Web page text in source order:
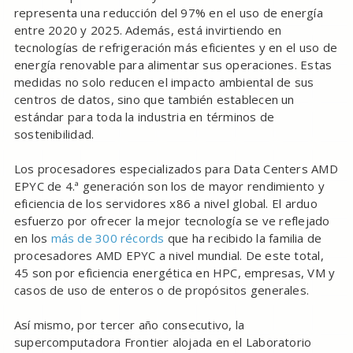
representa una reducción del 97% en el uso de energía
entre 2020 y 2025. Además, está invirtiendo en
tecnologías de refrigeración más eficientes y en el uso de
energía renovable para alimentar sus operaciones. Estas
medidas no solo reducen el impacto ambiental de sus
centros de datos, sino que también establecen un
estándar para toda la industria en términos de
sostenibilidad.
Los procesadores especializados para Data Centers AMD
EPYC de 4.ª generación son los de mayor rendimiento y
eficiencia de los servidores x86 a nivel global. El arduo
esfuerzo por ofrecer la mejor tecnología se ve reflejado
en los más de 300 récords que ha recibido la familia de
procesadores AMD EPYC a nivel mundial. De este total,
45 son por eficiencia energética en HPC, empresas, VM y
casos de uso de enteros o de propósitos generales.
Así mismo, por tercer año consecutivo, la
supercomputadora Frontier alojada en el Laboratorio